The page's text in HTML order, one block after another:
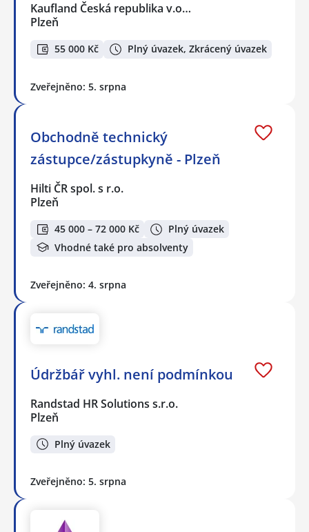
Kaufland Česká republika v.o…
Plzeň
55 000 Kč Plný úvazek, Zkrácený úvazek
Zveřejněno: 5. srpna
Obchodně technický
zástupce/zástupkyně - Plzeň
Hilti ČR spol. s r.o.
Plzeň
45 000 – 72 000 Kč
Plný úvazek
Vhodné také pro absolventy
Zveřejněno: 4. srpna
Údržbář vyhl. není podmínkou
Randstad HR Solutions s.r.o.
Plzeň
Plný úvazek
Zveřejněno: 5. srpna